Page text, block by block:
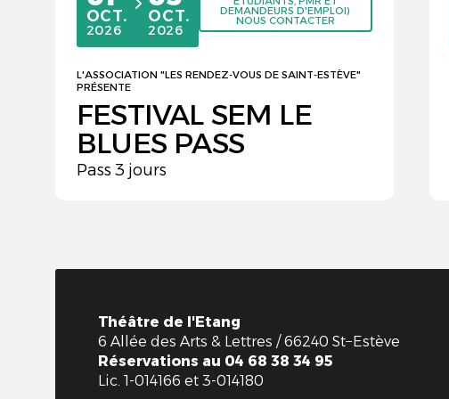
du
OCTOBRE
OCT.
2026
auOCTOBRE
OCT.
2026
DEMANDEURS D'EMPLOI)
NOUS CONTACTER
L'ASSOCIATION "LES RENDEZ-VOUS DE SAINT-ESTÈVE"
PRÉSENTE
FESTIVAL SEM LE
BLUES PASS
Pass 3 jours
Théâtre de l'Etang
6 Allée des Arts & Lettres / 66240 St−Estève
Réservations au 04 68 38 34 95
Lic.1-014166 et 3-014180